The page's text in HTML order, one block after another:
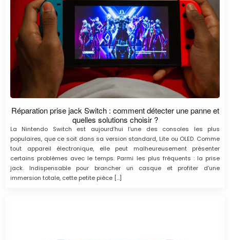
Réparation prise jack Switch : comment détecter une panne et
quelles solutions choisir ?
La Nintendo Switch est aujourd’hui l’une des consoles les plus
populaires, que ce soit dans sa version standard, Lite ou OLED. Comme
tout appareil électronique, elle peut malheureusement présenter
certains problèmes avec le temps. Parmi les plus fréquents : la prise
jack. Indispensable pour brancher un casque et profiter d’une
immersion totale, cette petite pièce […]